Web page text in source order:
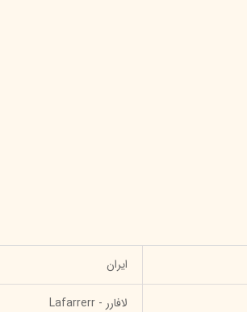
ایران
لافارر - Lafarrerr